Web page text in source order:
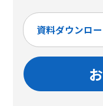
資料ダウンロ